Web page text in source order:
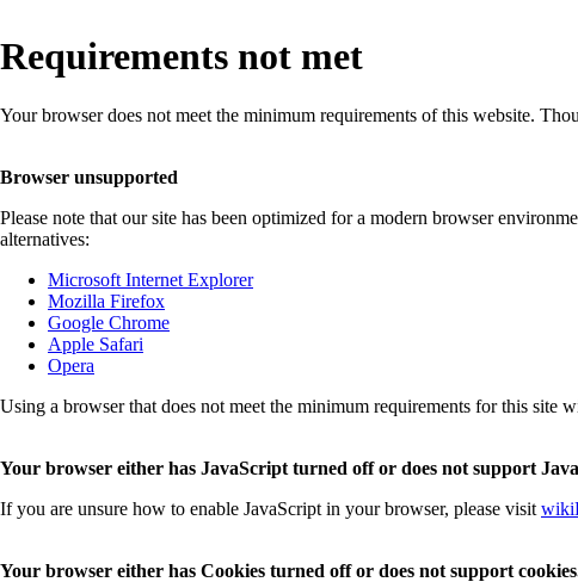
Requirements not met
Your browser does not meet the minimum requirements of this website.
Browser unsupported
Please note that our site has been optimized for a modern browser
alternatives:
Microsoft Internet Explorer
Mozilla Firefox
Google Chrome
Apple Safari
Opera
Using a browser that does not meet the minimum requirements for this site
Your browser either has JavaScript turned off or does not support
If you are unsure how to enable JavaScript in your browser, please visit
Your browser either has Cookies turned off or does not support